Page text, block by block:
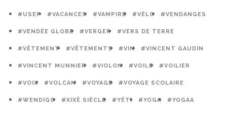
#USEP #VACANCES #VAMPIRE #VÉLO #VENDANGES
#VENDÉE GLOBE #VERGER #VERS DE TERRE
#VÊTEMENT #VÊTEMENTS #VIN #VINCENT GAUDIN
#VINCENT MUNNIER #VIOLON #VOILE #VOILIER
#VOIX #VOLCAN #VOYAGE #VOYAGE SCOLAIRE
#WENDIGO #XIXÈ SIÈCLE #YÉTI #YOGA #YOGAA